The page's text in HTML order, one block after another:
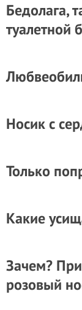
Бедолага,
туалетной
Носик с
Только
Какие
Зачем?
розовый